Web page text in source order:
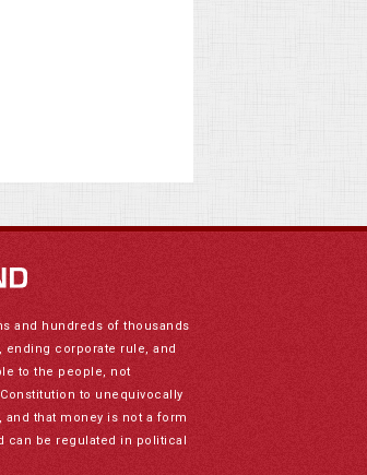
and hundreds of thousands
corporate rule, and
to the people, not
to unequivocally
that money is not a form
can be regulated in political